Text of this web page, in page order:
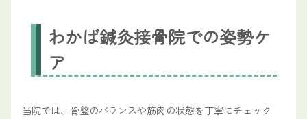
わかば鍼灸接骨院での姿勢ケ
ア
当院では、骨盤のバランスや筋肉の状態を丁寧にチェック